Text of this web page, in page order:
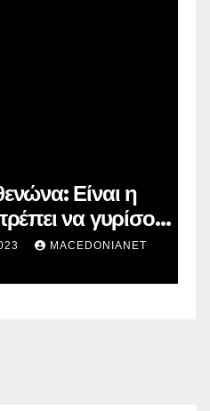
Είναι η
να γυρίσουν
MACEDONIANET